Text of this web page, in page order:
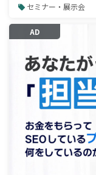
セミナー・展示会
AD